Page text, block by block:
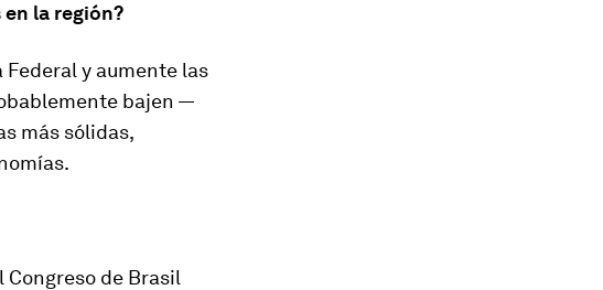
la región?
y aumente las
bajen —
más sólidas,
de Brasil